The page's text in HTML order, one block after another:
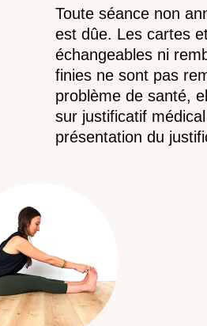
Toute séance non
est dûe. Les cartes
échangeables ni
finies ne sont pas
problème de santé,
sur justificatif
présentation du